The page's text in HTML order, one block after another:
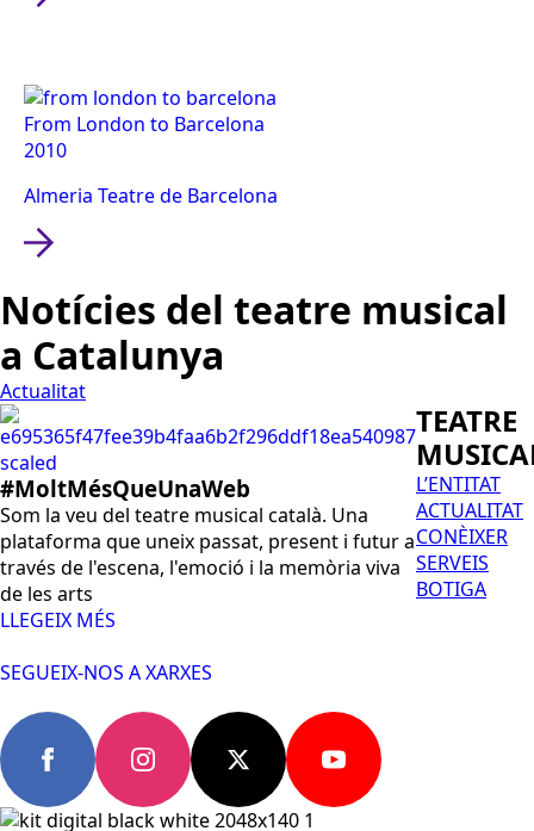
From London to Barcelona
2010
Almeria Teatre de Barcelona
Notícies del teatre musical
a Catalunya
Actualitat
#MoltMésQueUnaWeb
Som la veu del teatre musical català. Una
plataforma que uneix passat, present i futur a
través de l'escena, l'emoció i la memòria viva
de les arts
TEATRE
L’ENTITAT
ACTUALITAT
CONÈIXER
SERVEIS
BOTIGA
LLEGEIX MÉS
SEGUEIX-NOS A XARXES